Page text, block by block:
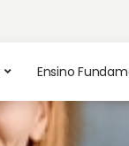
Ensino